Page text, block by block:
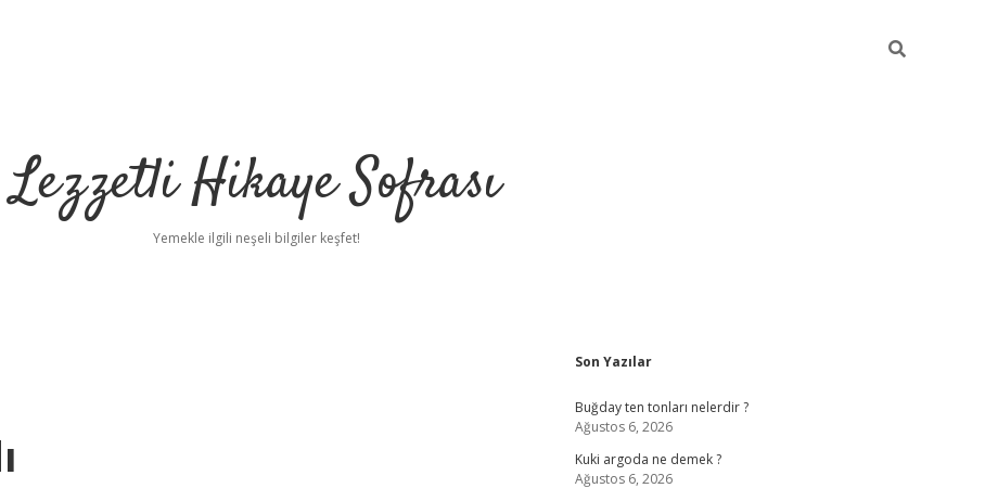
Lezzetli Hikaye Sofrası
Yemekle ilgili neşeli bilgiler keşfet!
Sidebar
Son Yazılar
Buğday ten tonları nelerdir ?
Ağustos 6, 2026
Kuki argoda ne demek ?
Ağustos 6, 2026